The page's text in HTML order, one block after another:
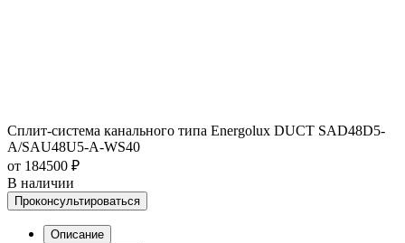
Сплит-система канального типа Energolux DUCT SAD48D5-
A/SAU48U5-A-WS40
от 184500 ₽
В наличии
Проконсультироваться
Описание